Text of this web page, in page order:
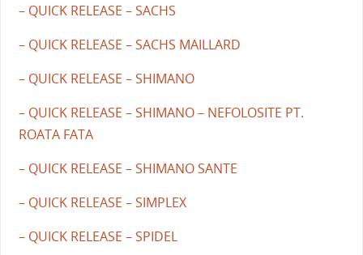
– QUICK RELEASE – SACHS
– QUICK RELEASE – SACHS MAILLARD
– QUICK RELEASE – SHIMANO
– QUICK RELEASE – SHIMANO – NEFOLOSITE PT.
ROATA FATA
– QUICK RELEASE – SHIMANO SANTE
– QUICK RELEASE – SIMPLEX
– QUICK RELEASE – SPIDEL